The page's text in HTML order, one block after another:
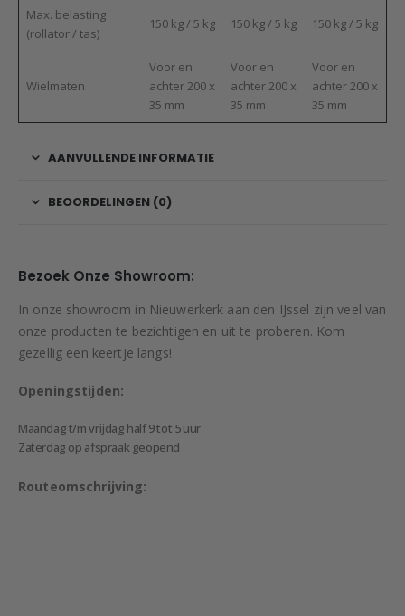
Max. belasting
(rollator / tas)
150 kg / 5 kg 150 kg / 5 kg 150 kg / 5 kg
Wielmaten
Voor en
achter 200 x
35 mm
Voor en
achter 200 x
35 mm
Voor en
achter 200 x
35 mm
AANVULLENDE INFORMATIE
BEOORDELINGEN (0)
Bezoek Onze Showroom:
In onze showroom in Nieuwerkerk aan den IJssel zijn veel van
onze producten te bezichtigen en uit te proberen. Kom
gezellig een keertje langs!
Openingstijden:
Maandag t/m vrijdag half 9 tot 5 uur
Zaterdag op afspraak geopend
Routeomschrijving: